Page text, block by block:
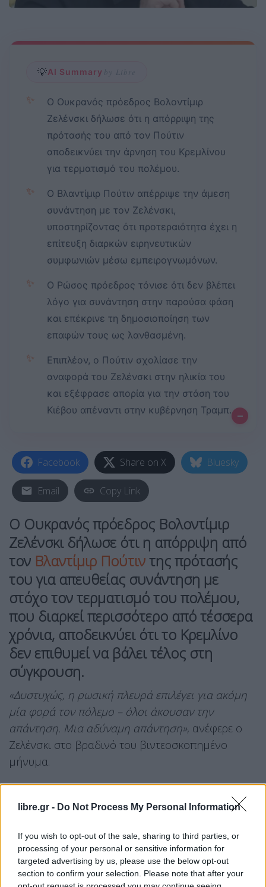
libre.gr - Do Not Process My Personal Information
If you wish to opt-out of the sale, sharing to third parties, or
processing of your personal or sensitive information for
targeted advertising by us, please use the below opt-out
section to confirm your selection. Please note that after your
💡AI Summary by Libre
✨
Ο Ουκρανός πρόεδρος Βολοντίμιρ
Ζελένσκι δήλωσε ότι η απόρριψη της
πρότασής του από τον Πούτιν
αποδεικνύει την άρνηση του Κρεμλίνου
για τερματισμό του πολέμου.
✨
Ο Βλαντίμιρ Πούτιν απέρριψε την άμεση
συνάντηση με τον Ζελένσκι,
υποστηρίζοντας ότι προτεραιότητα έχει η
επίτευξη διαρκών ειρηνευτικών
συμφωνιών μέσω εμπειρογνωμόνων.
✨
Ο Ρώσος πρόεδρος τόνισε ότι δεν βλέπει
λόγο για συνάντηση στην παρούσα φάση
και επέκρινε τη δημοσιοποίηση των
επαφών τους ως λανθασμένη.
✨
Επιπλέον, ο Πούτιν σχολίασε την
αναφορά του Ζελένσκι στην ηλικία του
και εξέφρασε απορία για την στάση του
Κιέβου απέναντι στην κυβέρνηση Τραμπ. –
Facebook Share on X Bluesky
Email Copy Link
Ο Ουκρανός πρόεδρος Βολοντίμιρ
Ζελένσκι δήλωσε ότι η απόρριψη από
τον Βλαντίμιρ Πούτιντης πρότασής
του για απευθείας συνάντηση με
στόχο τον τερματισμό του πολέμου,
που διαρκεί περισσότερο από τέσσερα
χρόνια, αποδεικνύει ότι το Κρεμλίνο
δεν επιθυμεί να βάλει τέλος στη
σύγκρουση.
«Δυστυχώς, η ρωσική πλευρά επιλέγει για ακόμη
μία φορά τον πόλεμο – όλοι άκουσαν την
απάντηση. Μια αδύναμη απάντηση», ανέφερε ο
Ζελένσκι στο βραδινό του βιντεοσκοπημένο
μήνυμα.
απογοητεύσει πολλούς σε όλο τον κόσμο»,
Ο Ρώσος πρόεδρος, Βλαντίμιρ Πούτιν, απέρριψε
το ενδεχόμενο άμεσης συνάντησης με τον
Βολοντίμιρ Ζελένσκι, παρά το σχετικό αίτημα του